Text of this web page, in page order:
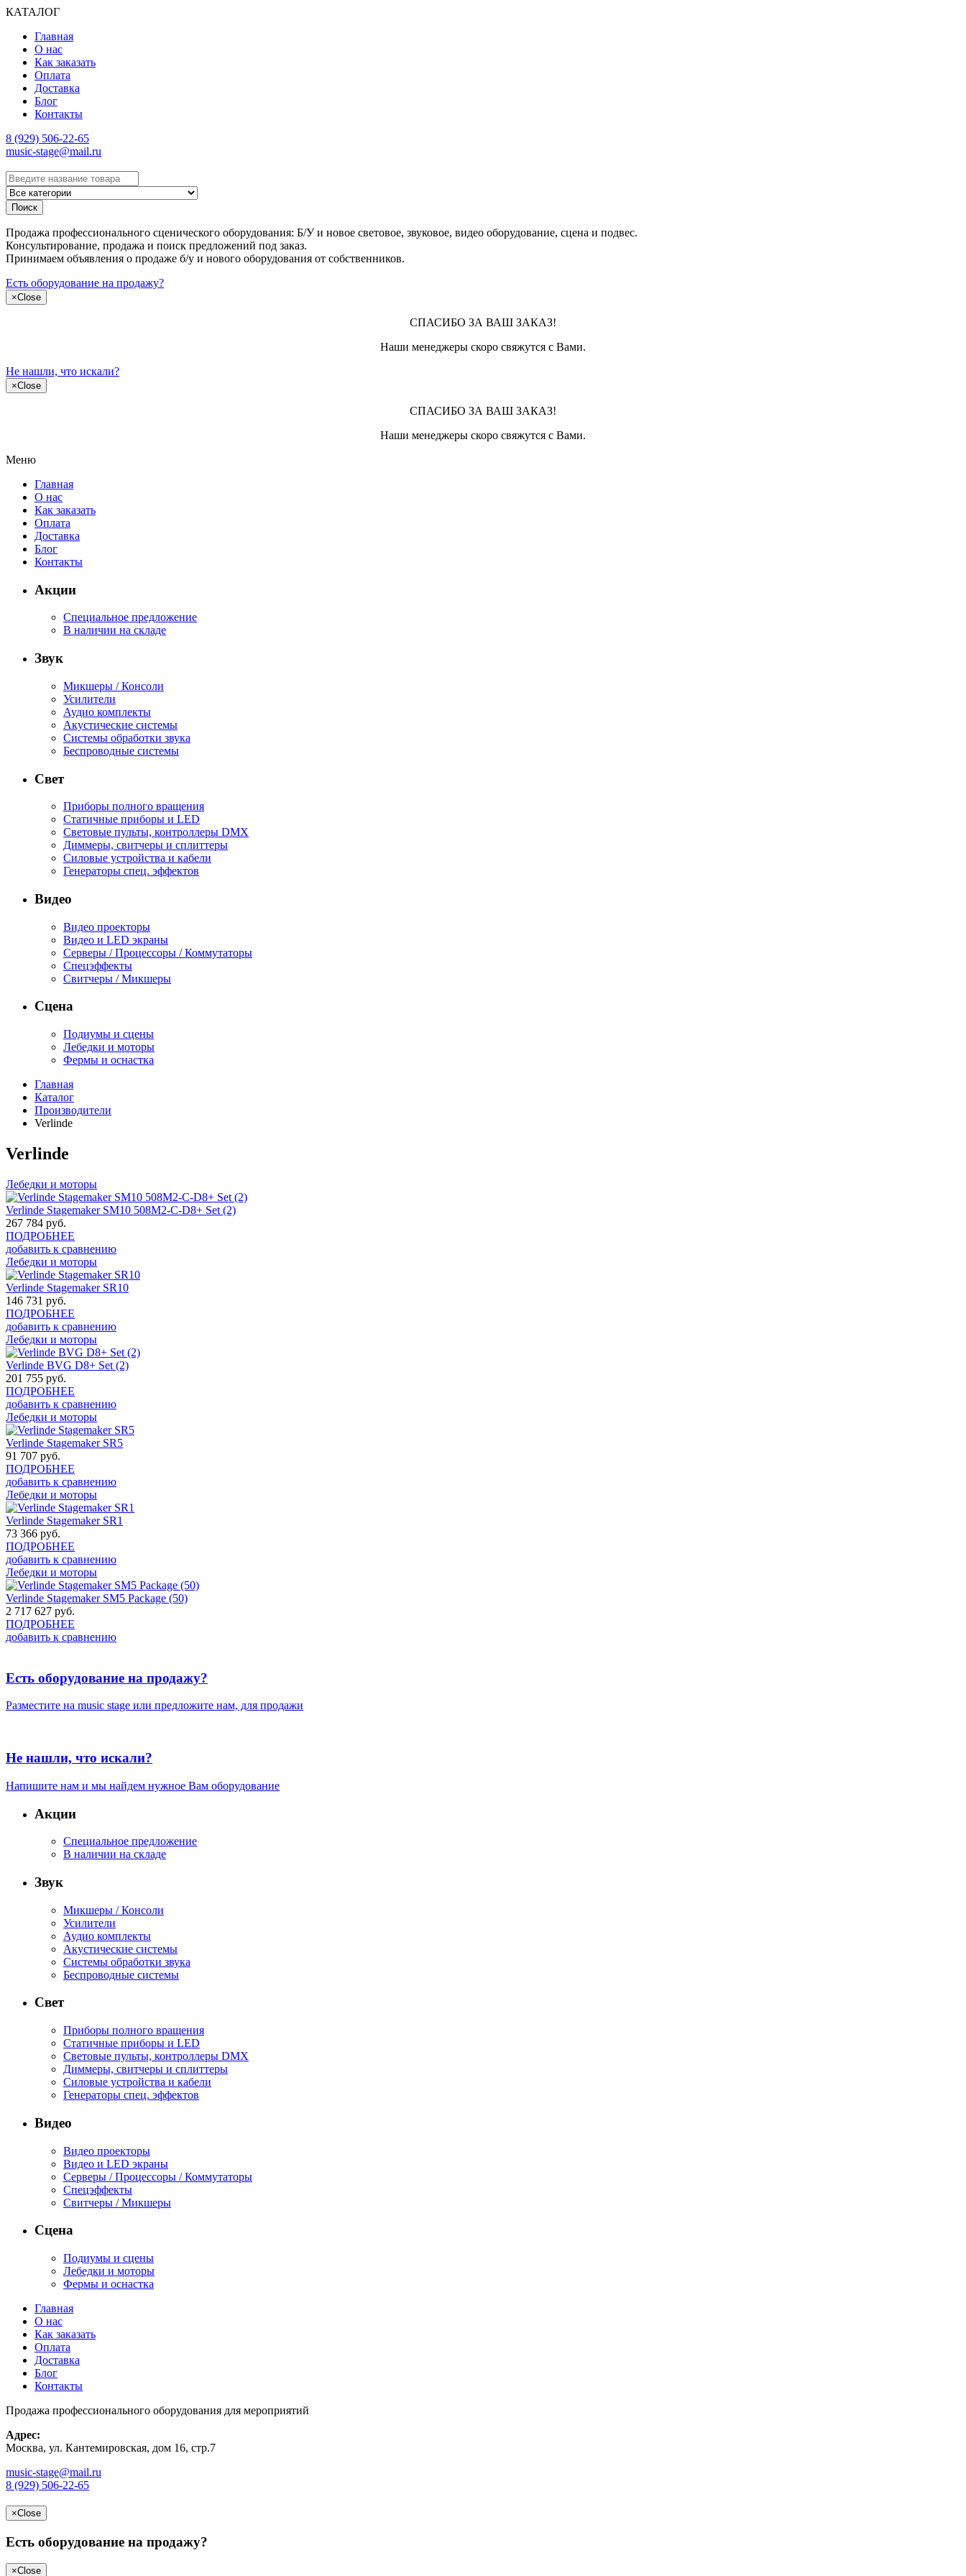
КАТАЛОГ
Главная
О нас
Как заказать
Оплата
Доставка
Блог
Контакты
8 (929) 506-22-65
music-stage@mail.ru
Поиск
Продажа профессионального сценического оборудования: Б/У и новое световое, звуковое, видео оборудование, сцена и подвес.
Консультирование, продажа и поиск предложений под заказ.
Принимаем объявления о продаже б/у и нового оборудования от собственников.
Есть оборудование на продажу?
×Close
СПАСИБО ЗА ВАШ ЗАКАЗ!
Наши менеджеры скоро свяжутся с Вами.
Не нашли, что искали?
×Close
СПАСИБО ЗА ВАШ ЗАКАЗ!
Наши менеджеры скоро свяжутся с Вами.
Меню
Главная
О нас
Как заказать
Оплата
Доставка
Блог
Контакты
Акции
Специальное предложение
В наличии на складе
Звук
Микшеры / Консоли
Усилители
Аудио комплекты
Акустические системы
Системы обработки звука
Беспроводные системы
Свет
Приборы полного вращения
Статичные приборы и LED
Световые пульты, контроллеры DMX
Диммеры, свитчеры и сплиттеры
Силовые устройства и кабели
Генераторы спец. эффектов
Видео
Видео проекторы
Видео и LED экраны
Серверы / Процессоры / Коммутаторы
Спецэффекты
Свитчеры / Микшеры
Сцена
Подиумы и сцены
Лебедки и моторы
Фермы и оснастка
Главная
Каталог
Производители
Verlinde
Verlinde
Лебедки и моторы
Verlinde Stagemaker SM10 508M2-C-D8+ Set (2)
267 784 руб.
ПОДРОБНЕЕ
добавить к сравнению
Лебедки и моторы
Verlinde Stagemaker SR10
146 731 руб.
ПОДРОБНЕЕ
добавить к сравнению
Лебедки и моторы
Verlinde BVG D8+ Set (2)
201 755 руб.
ПОДРОБНЕЕ
добавить к сравнению
Лебедки и моторы
Verlinde Stagemaker SR5
91 707 руб.
ПОДРОБНЕЕ
добавить к сравнению
Лебедки и моторы
Verlinde Stagemaker SR1
73 366 руб.
ПОДРОБНЕЕ
добавить к сравнению
Лебедки и моторы
Verlinde Stagemaker SM5 Package (50)
2 717 627 руб.
ПОДРОБНЕЕ
добавить к сравнению
Есть оборудование на продажу?
Разместите на music stage или предложите нам, для продажи
Не нашли, что искали?
Напишите нам и мы найдем нужное Вам оборудование
Акции
Специальное предложение
В наличии на складе
Звук
Микшеры / Консоли
Усилители
Аудио комплекты
Акустические системы
Системы обработки звука
Беспроводные системы
Свет
Приборы полного вращения
Статичные приборы и LED
Световые пульты, контроллеры DMX
Диммеры, свитчеры и сплиттеры
Силовые устройства и кабели
Генераторы спец. эффектов
Видео
Видео проекторы
Видео и LED экраны
Серверы / Процессоры / Коммутаторы
Спецэффекты
Свитчеры / Микшеры
Сцена
Подиумы и сцены
Лебедки и моторы
Фермы и оснастка
Главная
О нас
Как заказать
Оплата
Доставка
Блог
Контакты
Продажа профессионального оборудования для мероприятий
Адрес:
Москва, ул. Кантемировская, дом 16, стр.7
music-stage@mail.ru
8 (929) 506-22-65
×Close
Есть оборудование на продажу?
×Close